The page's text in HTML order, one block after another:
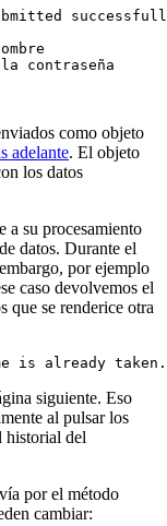
como objeto
adelante. El objeto
los datos
a su procesamiento
datos. Durante el
por ejemplo
caso devolvemos el
que se renderice otra
siguiente. Eso
al pulsar los
historial del
por el método
cambiar: